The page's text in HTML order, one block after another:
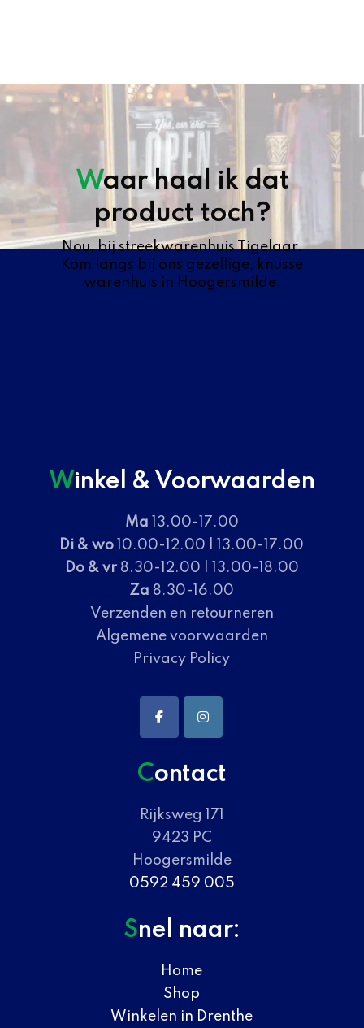
Waar haal ik dat
product toch?
Nou, bij streekwarenhuis Tigelaar.
Kom langs bij ons gezellige, knusse
warenhuis in Hoogersmilde.
Winkel & Voorwaarden
Ma 13.00-17.00
Di & wo 10.00-12.00 | 13.00-17.00
Do & vr8.30-12.00 | 13.00-18.00
Za 8.30-16.00
Verzenden en retourneren
Algemene voorwaarden
Privacy Policy
Contact
Rijksweg 171
9423 PC
Hoogersmilde
0592 459 005
Snel naar:
Home
Shop
Winkelen in Drenthe